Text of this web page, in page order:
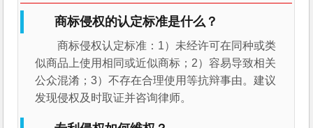
商标侵权的认定标准是什么？
商标侵权认定标准：1）未经许可在同种或类
似商品上使用相同或近似商标；2）容易导致相关
公众混淆；3）不存在合理使用等抗辩事由。建议
发现侵权及时取证并咨询律师。